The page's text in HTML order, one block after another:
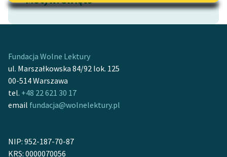
literatury do słuchania dla
szkolnych i literatury do
słuchania dla uczennic i
uczniów z
niepełnosprawnościami
skandynawskiej literatury
feministycznej
Fundacja Wolne Lektury
ul. Marszałkowska 84/92 lok. 125
00-514 Warszawa
tel. +48 22 621 30 17
email fundacja@wolnelektury.pl
NIP: 952-187-70-87
KRS: 0000070056